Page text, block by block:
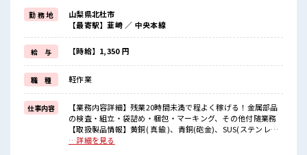
ほどよく稼げます♪
≪ラクラク制服アリ≫
制服があるので、
毎日の服装の悩み解消♪
≪未経験OKの仕事≫
新しいことにチャレンジするのは不安だけど、
しっかり働く環境が整っています！
イチからスキルUP・ステップUP目指していきましょう！
≪自分に合った期間で働ける≫
福利厚生が整った派遣のお仕事です！
■職場の雰囲気
女性も活躍しやすい雰囲気の職場です！
勤 務 地
山梨県北杜市
【最寄駅】韮崎 ／ 中央本線
給 与 【時給】1,350 円
職 種 軽作業
仕事内容
【業務内容詳細】残業20時間未満で程よく稼げる！金属部品
の検査・組立・袋詰め・梱包・マーキング、その他付随業務
【取扱製品情報】黄銅( 真鍮 )、青銅(砲金)、SUS(ステンレス)
を中心とした金属の切削加工・ろう付け加工・熱処理加工・
…詳細を見る